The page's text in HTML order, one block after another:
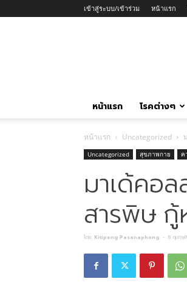
เข้าสู่ระบบ/เข้าร่วม หน้าแรก
หน้าแรก โรคต่างๆ
หน้าแรก Uncategorized
Uncategorized สุขภาพกาย ค
มาเด้คอ
สารพิษ กู้
โดย Kitipong Pasanaphong - 8 กุมภา